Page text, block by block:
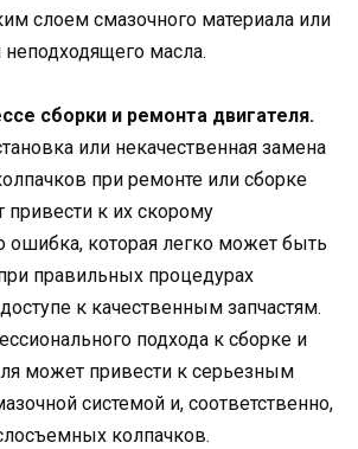
слоем смазочного материала или
масла.
сборки и ремонта двигателя.
или некачественная замена
при ремонте или сборке
привести к их скорому
ошибка, которая легко может быть
правильных процедурах
к качественным запчастям.
подхода к сборке и
может привести к серьезным
системой и, соответственно,
колпачков.